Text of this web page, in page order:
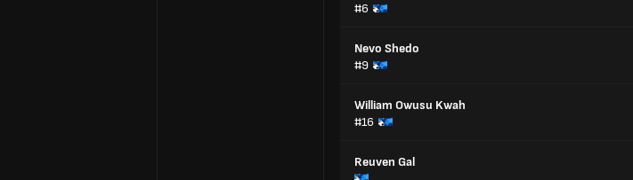
#6
Nevo Shedo
#9
William Owusu Kwah
#16
Reuven Gal